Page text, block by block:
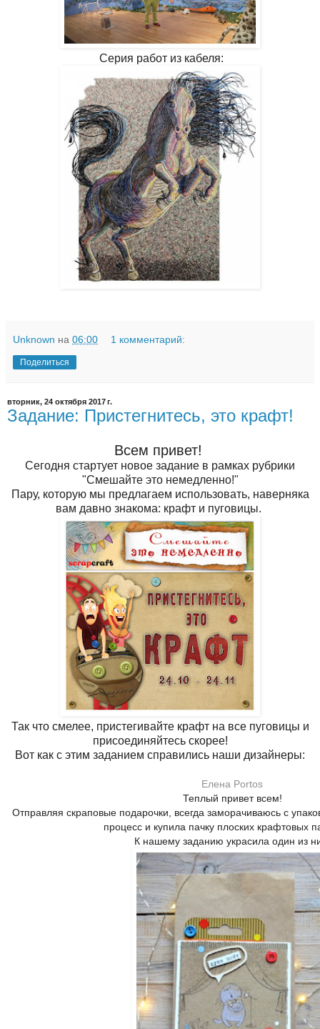
Серия работ из кабеля:
Unknown на 06:00 1 комментарий:
Поделиться
вторник, 24 октября 2017 г.
Задание: Пристегнитесь, это крафт!
Всем привет!
Сегодня стартует новое задание в рамках рубрики
"Смешайте это немедленно!"
Пару, которую мы предлагаем использовать, наверняка
вам давно знакома: крафт и пуговицы.
Так что смелее, пристегивайте крафт на все пуговицы и
присоединяйтесь скорее!
Вот как с этим заданием справились наши дизайнеры:
Елена Portos
Теплый привет всем!
Отправляя скраповые подарочки, всегда заморачиваюсь с
процесс и купила пачку плоских крафтовых
К нашему заданию украсила один из